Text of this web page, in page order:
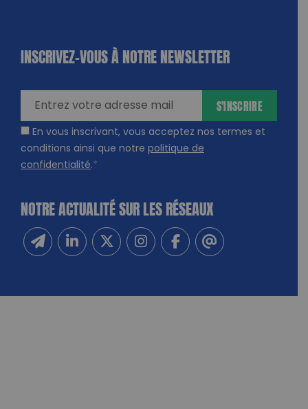
INSCRIVEZ-VOUS À NOTRE NEWSLETTER
En vous inscrivant, vous acceptez nos termes et
conditions ainsi que notre politique de
confidentialité.*
S'INSCRIRE
NOTRE ACTUALITÉ SUR LES RÉSEAUX